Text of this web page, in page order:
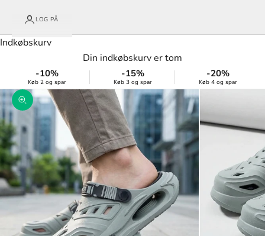
LOG PÅ
Indkøbskurv
Din indkøbskurv er tom
-10%
Køb 2 og spar
-15%
Køb 3 og spar
-20%
Køb 4 og spar
Zoom